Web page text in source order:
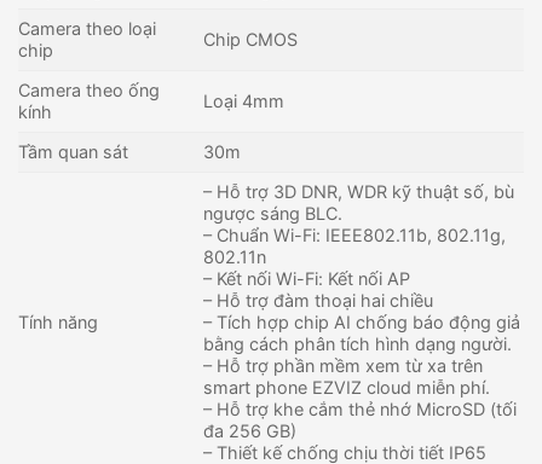
Camera theo loại
chip
Chip CMOS
Camera theo ống
kính
Loại 4mm
Tầm quan sát 30m
Tính năng
– Hỗ trợ 3D DNR, WDR kỹ thuật số, bù
ngược sáng BLC.
– Chuẩn Wi-Fi: IEEE802.11b, 802.11g,
802.11n
– Kết nối Wi-Fi: Kết nối AP
– Hỗ trợ đàm thoại hai chiều
– Tích hợp chip AI chống báo động giả
bằng cách phân tích hình dạng người.
– Hỗ trợ phần mềm xem từ xa trên
smart phone EZVIZ cloud miễn phí.
– Hỗ trợ khe cắm thẻ nhớ MicroSD (tối
đa 256 GB)
– Thiết kế chống chịu thời tiết IP65